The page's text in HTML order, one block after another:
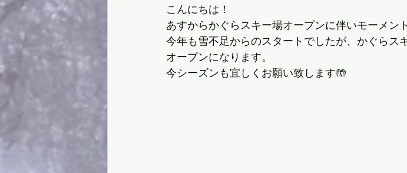
こんにちは！
あすからかぐらスキー場オープンに伴いモーメン
今年も雪不足からのスタートでしたが、かぐらス
オープンになります。
今シーズンも宜しくお願い致します🤲